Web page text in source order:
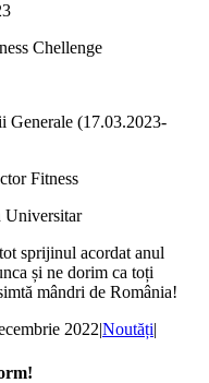
Chellenge
Generale (17.03.2023-
Fitness
Universitar
sprijinul acordat anul
și ne dorim ca toți
mândri de România!
2022|Noutăți|